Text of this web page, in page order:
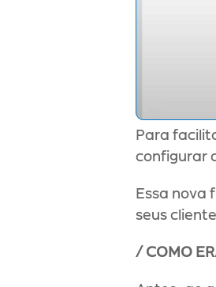
Para
configurar
Essa nova
seus
/ COMO